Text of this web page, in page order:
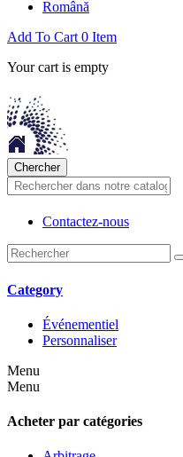
Română
Add To Cart 0 Item
Your cart is empty
Chercher
Contactez-nous
Category
Événementiel
Personnaliser
Menu
Menu
Acheter par catégories